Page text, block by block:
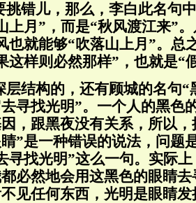
挑错儿，那么，李白此名句
上月”，而是“秋风渡江来”
也就能够“吹落山上月”。总
这样则必然那样”，也就是“
层结构的，还有顾城的名句“
寻找光明”。一个人的黑色
，跟黑夜没有关系，所以
”是一种错误的说法，问题
寻找光明”这么一句。实际
必然地会用这黑色的眼睛
见任何东西，光明是眼睛